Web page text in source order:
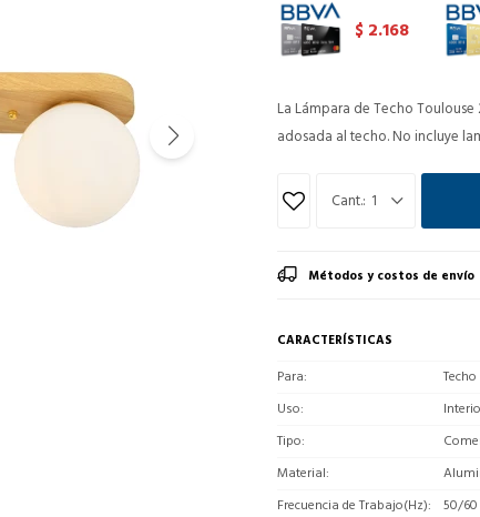
$ 2.168
La Lámpara de Techo
adosada al techo. No incluye
1
Métodos y costos de envío
CARACTERÍSTICAS
Para
Techo
Uso
Tipo
Material
Frecuencia de Trabajo(Hz)
50/60